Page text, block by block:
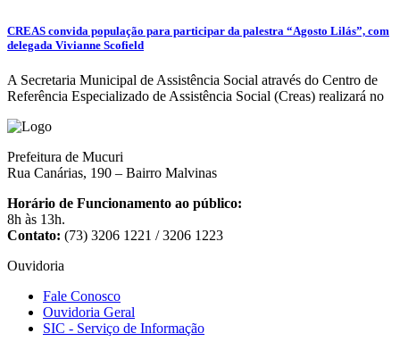
CREAS convida população para participar da palestra “Agosto Lilás”, com
delegada Vivianne Scofield
A Secretaria Municipal de Assistência Social através do Centro de
Referência Especializado de Assistência Social (Creas) realizará no
Prefeitura de Mucuri
Rua Canárias, 190 – Bairro Malvinas
Horário de Funcionamento ao público:
8h às 13h.
Contato: (73) 3206 1221 / 3206 1223
Ouvidoria
Fale Conosco
Ouvidoria Geral
SIC - Serviço de Informação